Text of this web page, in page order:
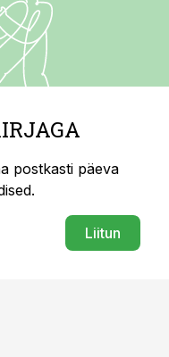
postkasti päeva
Liitun